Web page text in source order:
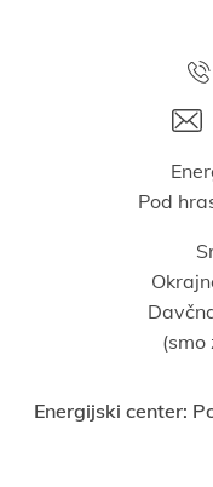
Pod
(smo
Energijski center: